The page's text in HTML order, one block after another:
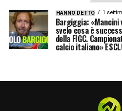
HANNO DETTO 1
Bargiggia: «Mancini
svelo cosa è
della FIGC.
calcio italiano»